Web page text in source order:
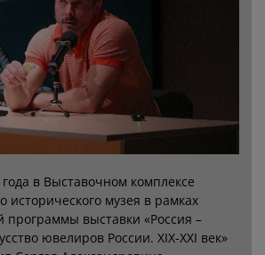
в Выставочном комплексе
исторического музея в рамках
программы выставки «Россия –
ювелиров России. XIX-XXI век»